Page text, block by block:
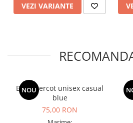
VEZI VARIANTE
NOU
Bluza tercot unisex casual
blue
75,00 RON